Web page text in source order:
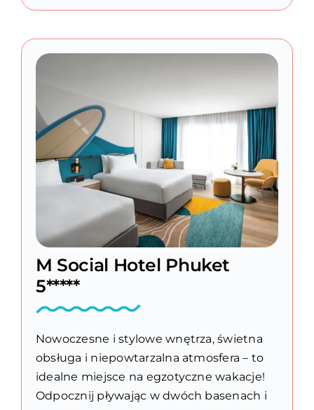
M Social Hotel Phuket
5*****
Nowoczesne i stylowe wnętrza, świetna
obsługa i niepowtarzalna atmosfera – to
idealne miejsce na egzotyczne wakacje!
Odpocznij pływając w dwóch basenach i